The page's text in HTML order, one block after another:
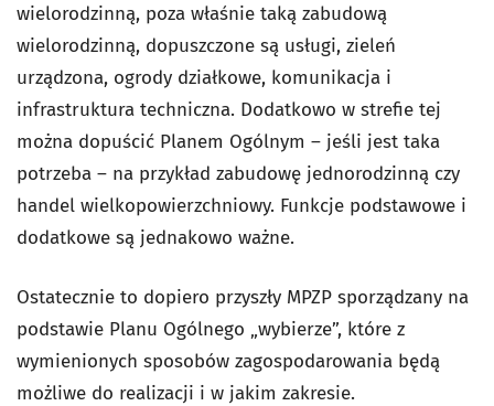
wielorodzinną, poza właśnie taką zabudową
wielorodzinną, dopuszczone są usługi, zieleń
urządzona, ogrody działkowe, komunikacja i
infrastruktura techniczna. Dodatkowo w strefie tej
można dopuścić Planem Ogólnym – jeśli jest taka
potrzeba – na przykład zabudowę jednorodzinną czy
handel wielkopowierzchniowy. Funkcje podstawowe i
dodatkowe są jednakowo ważne.
Ostatecznie to dopiero przyszły MPZP sporządzany na
podstawie Planu Ogólnego „wybierze”, które z
wymienionych sposobów zagospodarowania będą
możliwe do realizacji i w jakim zakresie.